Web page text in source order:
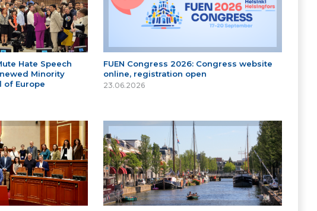
Hate Speech
Minority
of Europe
FUEN Congress 2026: Congress website
online, registration open
23.06.2026